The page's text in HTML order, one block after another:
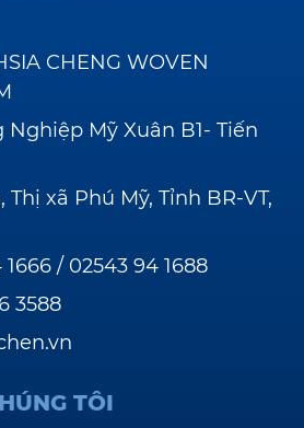
CHENG WOVEN
Nghiệp Mỹ Xuân B1- Tiến
xã Phú Mỹ, Tỉnh BR-VT,
1666 / 02543 94 1688
3588
TÔI